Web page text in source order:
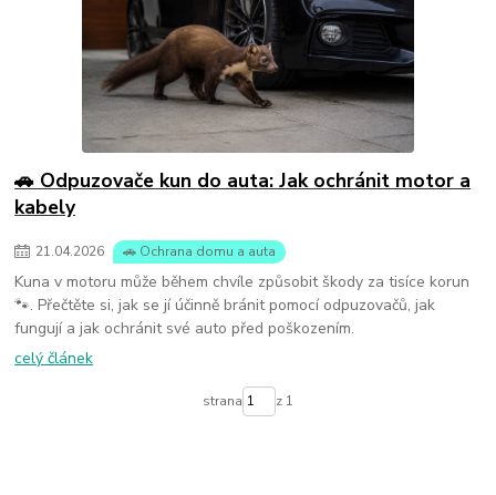
🚗 Odpuzovače kun do auta: Jak ochránit motor a
kabely
21.04.2026 🚗 Ochrana domu a auta
Kuna v motoru může během chvíle způsobit škody za tisíce korun
🐾. Přečtěte si, jak se jí účinně bránit pomocí odpuzovačů, jak
fungují a jak ochránit své auto před poškozením.
celý článek
strana z 1